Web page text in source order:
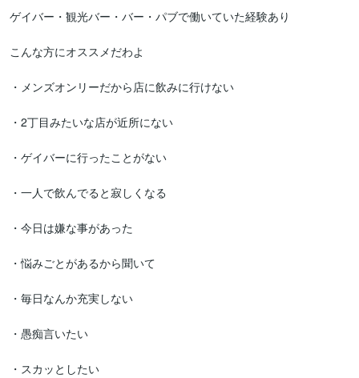
ゲイバー・観光バー・バー・パブで働いていた経験あり
こんな方にオススメだわよ
・メンズオンリーだから店に飲みに行けない
・2丁目みたいな店が近所にない
・ゲイバーに行ったことがない
・一人で飲んでると寂しくなる
・今日は嫌な事があった
・悩みごとがあるから聞いて
・毎日なんか充実しない
・愚痴言いたい
・スカッとしたい